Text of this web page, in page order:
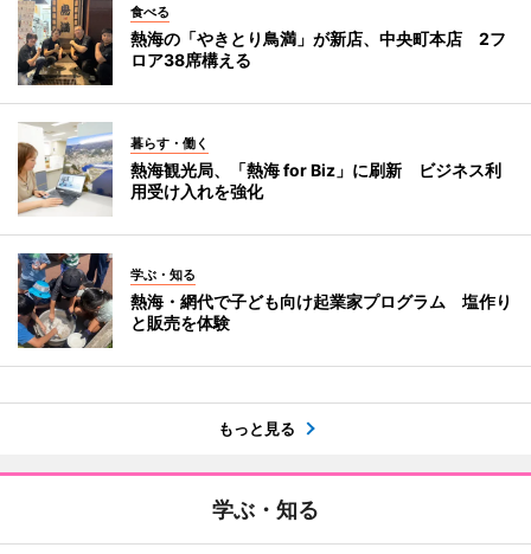
食べる
熱海の「やきとり鳥満」が新店、中央町本店 2フ
ロア38席構える
暮らす・働く
熱海観光局、「熱海 for Biz」に刷新 ビジネス利
用受け入れを強化
学ぶ・知る
熱海・網代で子ども向け起業家プログラム 塩作り
と販売を体験
もっと見る
学ぶ・知る